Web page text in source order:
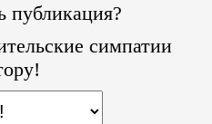
публикация?
симпатии